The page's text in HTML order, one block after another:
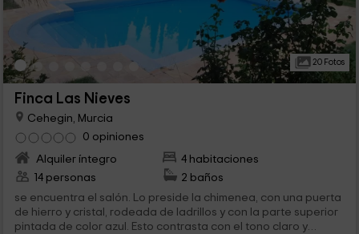
20 Fotos
Finca Las Nieves
Cehegin, Murcia
0 opiniones
Alquiler íntegro
4 habitaciones
14 personas
2 baños
se encuentra el salón. Lo preside la chimenea, con una puerta
de hierro y cristal, rodeada de ladrillos y con la parte superior
pintada de color azul. Esto contrasta con el tono claro y